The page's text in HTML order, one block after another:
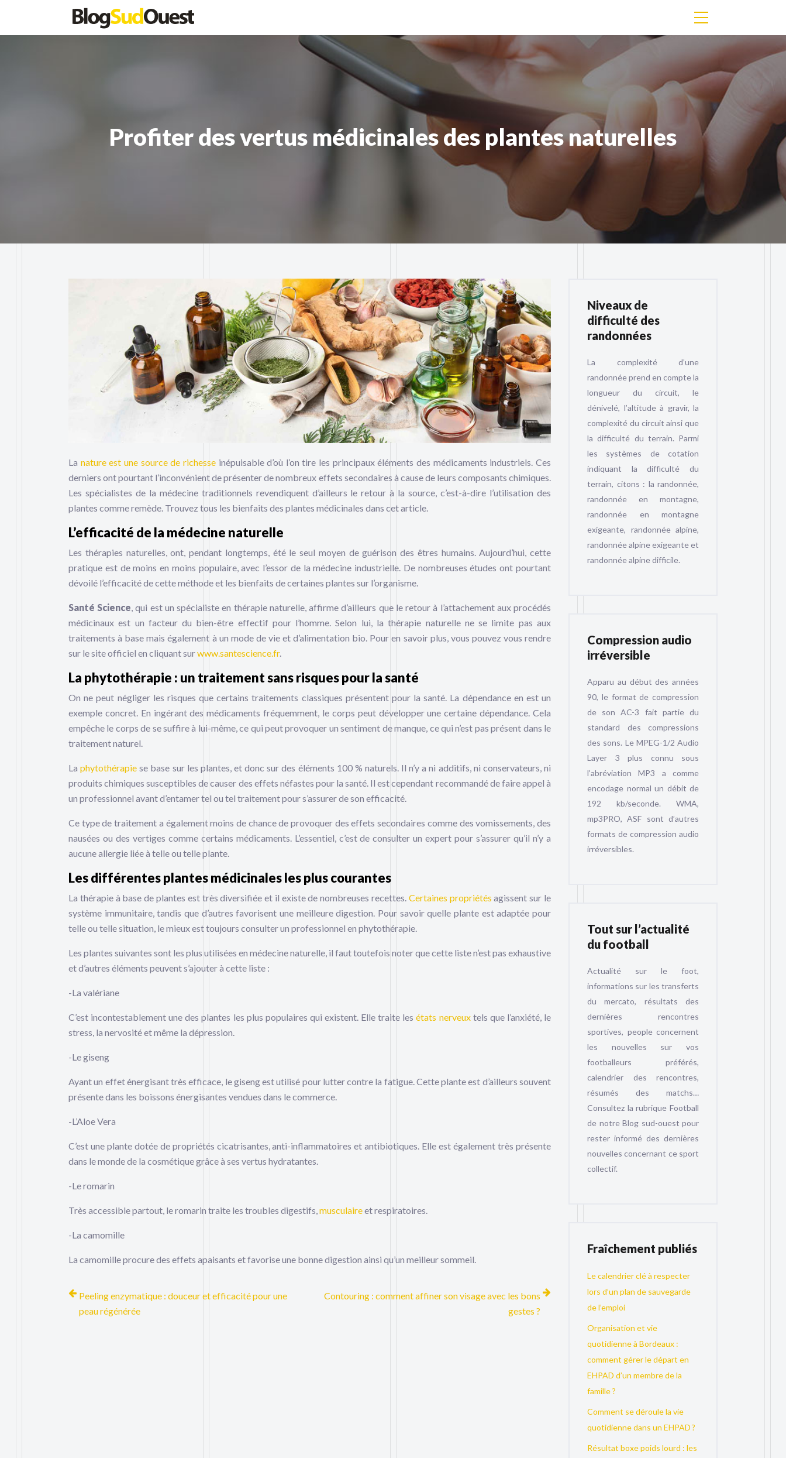
Profiter des vertus médicinales des plantes naturelles
La nature est une source de richesseinépuisable d’où l’on tire les principaux éléments des médicaments industriels. Ces
derniers ont pourtant l’inconvénient de présenter de nombreux effets secondaires à cause de leurs composants chimiques.
Les spécialistes de la médecine traditionnels revendiquent d’ailleurs le retour à la source, c’est-à-dire l’utilisation des
plantes comme remède. Trouvez tous les bienfaits des plantes médicinales dans cet article.
L’efficacité de la médecine naturelle
Les thérapies naturelles, ont, pendant longtemps, été le seul moyen de guérison des êtres humains. Aujourd’hui, cette
pratique est de moins en moins populaire, avec l’essor de la médecine industrielle. De nombreuses études ont pourtant
dévoilé l’efficacité de cette méthode et les bienfaits de certaines plantes sur l’organisme.
Santé Science, qui est un spécialiste en thérapie naturelle, affirme d’ailleurs que le retour à l’attachement aux procédés
médicinaux est un facteur du bien-être effectif pour l’homme. Selon lui, la thérapie naturelle ne se limite pas aux
traitements à base mais également à un mode de vie et d’alimentation bio. Pour en savoir plus, vous pouvez vous rendre
sur le site officiel en cliquant surwww.santescience.fr.
La phytothérapie : un traitement sans risques pour la santé
On ne peut négliger les risques que certains traitements classiques présentent pour la santé. La dépendance en est un
exemple concret. En ingérant des médicaments fréquemment, le corps peut développer une certaine dépendance. Cela
empêche le corps de se suffire à lui-même, ce qui peut provoquer un sentiment de manque, ce qui n’est pas présent dans le
traitement naturel.
Laphytothérapie se base sur les plantes, et donc sur des éléments 100 % naturels. Il n’y a ni additifs, ni conservateurs, ni
produits chimiques susceptibles de causer des effets néfastes pour la santé. Il est cependant recommandé de faire appel à
un professionnel avant d’entamer tel ou tel traitement pour s’assurer de son efficacité.
Ce type de traitement a également moins de chance de provoquer des effets secondaires comme des vomissements, des
nausées ou des vertiges comme certains médicaments. L’essentiel, c’est de consulter un expert pour s’assurer qu’il n’y a
aucune allergie liée à telle ou telle plante.
Les différentes plantes médicinales les plus courantes
La thérapie à base de plantes est très diversifiée et il existe de nombreuses recettes. Certaines propriétés agissent sur le
système immunitaire, tandis que d’autres favorisent une meilleure digestion. Pour savoir quelle plante est adaptée pour
telle ou telle situation, le mieux est toujours consulter un professionnel en phytothérapie.
Les plantes suivantes sont les plus utilisées en médecine naturelle, il faut toutefois noter que cette liste n’est pas exhaustive
et d’autres éléments peuvent s’ajouter à cette liste :
-La valériane
C’est incontestablement une des plantes les plus populaires qui existent. Elle traite lesétats nerveuxtels que l’anxiété, le
stress, la nervosité et même la dépression.
-Le giseng
Ayant un effet énergisant très efficace, le giseng est utilisé pour lutter contre la fatigue. Cette plante est d’ailleurs souvent
présente dans les boissons énergisantes vendues dans le commerce.
-L’Aloe Vera
C’est une plante dotée de propriétés cicatrisantes, anti-inflammatoires et antibiotiques. Elle est également très présente
dans le monde de la cosmétique grâce à ses vertus hydratantes.
-Le romarin
Très accessible partout, le romarin traite les troubles digestifs,musculaireet respiratoires.
-La camomille
La camomille procure des effets apaisants et favorise une bonne digestion ainsi qu’un meilleur sommeil.
Peeling enzymatique : douceur et efficacité pour une
peau régénérée
Contouring : comment affiner son visage avec les bons
gestes ?
Niveaux de
difficulté des
randonnées
La complexité d’une
randonnée prend en compte la
longueur du circuit, le
dénivelé, l’altitude à gravir, la
complexité du circuit ainsi que
la difficulté du terrain. Parmi
les systèmes de cotation
indiquant la difficulté du
terrain, citons : la randonnée,
randonnée en montagne,
randonnée en montagne
exigeante, randonnée alpine,
randonnée alpine exigeante et
randonnée alpine difficile.
Compression audio
irréversible
Apparu au début des années
90, le format de compression
de son AC-3 fait partie du
standard des compressions
des sons. Le MPEG-1/2 Audio
Layer 3 plus connu sous
l’abréviation MP3 a comme
encodage normal un débit de
192 kb/seconde. WMA,
mp3PRO, ASF sont d’autres
formats de compression audio
irréversibles.
Tout sur l’actualité
du football
Actualité sur le foot,
informations sur les transferts
du mercato, résultats des
dernières rencontres
sportives, people concernent
les nouvelles sur vos
footballeurs préférés,
calendrier des rencontres,
résumés des matchs…
Consultez la rubrique Football
de notre Blog sud-ouest pour
rester informé des dernières
nouvelles concernant ce sport
collectif.
Fraîchement publiés
Le calendrier clé à respecter
lors d’un plan de sauvegarde
de l’emploi
Organisation et vie
quotidienne à Bordeaux :
comment gérer le départ en
EHPAD d’un membre de la
famille ?
Comment se déroule la vie
quotidienne dans un EHPAD ?
Résultat boxe poids lourd : les